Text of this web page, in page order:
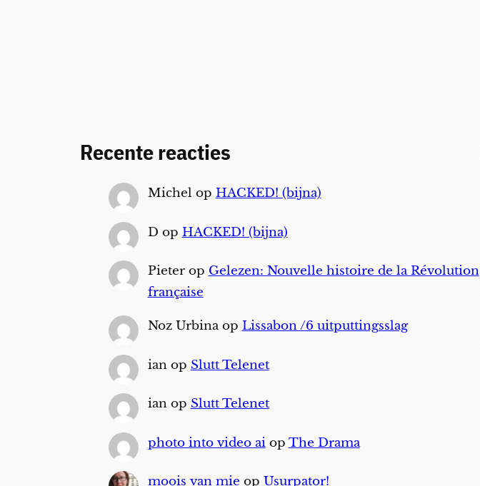
Recente reacties
Michel op HACKED! (bijna)
D op HACKED! (bijna)
Pieterop Gelezen: Nouvelle histoire de la Révolution
française
Noz Urbinaop Lissabon /6 uitputtingsslag
ianop Slutt Telenet
ianop Slutt Telenet
photo into video aiop The Drama
moois van mie op Usurpator!